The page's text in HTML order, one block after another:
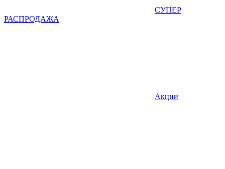
СУПЕР
РАСПРОДАЖА
Акции